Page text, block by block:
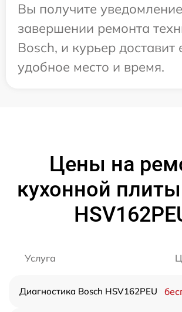
Вы получите
завершении ремонта
Bosch, и курьер доставит
удобное место и время.
Цены на
кухонной
Услуга
Диагностика Bosch HSV162PEU